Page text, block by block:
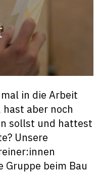
in die Arbeit
aber noch
sollst und hattest
Unsere
beim Bau